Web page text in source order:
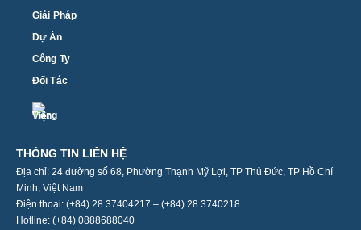
Giải Pháp
Dự Án
Công Ty
Đối Tác
THÔNG TIN LIÊN HỆ
Địa chỉ: 24 đường số 68, Phường Thạnh Mỹ Lợi, TP Thủ Đức, TP Hồ Chí
Minh, Việt Nam
Điện thoại: (+84) 28 37404217 – (+84) 28 3740218
Hotline: (+84) 0888688040